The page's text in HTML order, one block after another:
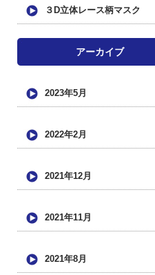
３D立体レース柄マスク
アーカイブ
2023年5月
2022年2月
2021年12月
2021年11月
2021年8月